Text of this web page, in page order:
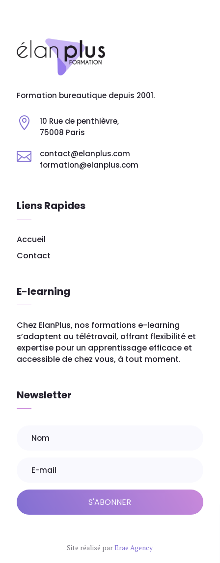
Formation bureautique depuis 2001.

10 Rue de penthièvre,
75008 Paris

contact@elanplus.com
formation@elanplus.com
Liens Rapides
Accueil
Contact
E-learning
Chez ElanPlus, nos formations e-learning
s’adaptent au télétravail, offrant flexibilité et
expertise pour un apprentissage efficace et
accessible de chez vous, à tout moment.
Newsletter
S'ABONNER
Site réalisé parErae Agency